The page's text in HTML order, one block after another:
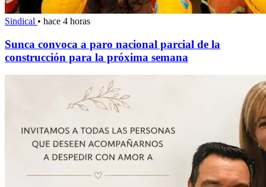
Sindical • hace 4 horas
Sunca convoca a paro nacional parcial de la
construcción para la próxima semana